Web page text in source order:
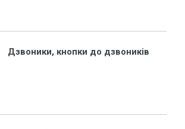
Дзвоники, кнопки до дзвоників